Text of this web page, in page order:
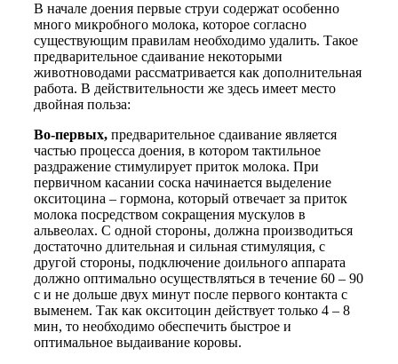
В начале доения первые струи содержат особенно
много микробного молока, которое согласно
существующим правилам необходимо удалить. Такое
предварительное сдаивание некоторыми
животноводами рассматривается как дополнительная
работа. В действительности же здесь имеет место
двойная польза:
Во-первых, предварительное сдаивание является
частью процесса доения, в котором тактильное
раздражение стимулирует приток молока. При
первичном касании соска начинается выделение
окситоцина – гормона, который отвечает за приток
молока посредством сокращения мускулов в
альвеолах. С одной стороны, должна производиться
достаточно длительная и сильная стимуляция, с
другой стороны, подключение доильного аппарата
должно оптимально осуществляться в течение 60 – 90
с и не дольше двух минут после первого контакта с
выменем. Так как окситоцин действует только 4 – 8
мин, то необходимо обеспечить быстрое и
оптимальное выдаивание коровы.